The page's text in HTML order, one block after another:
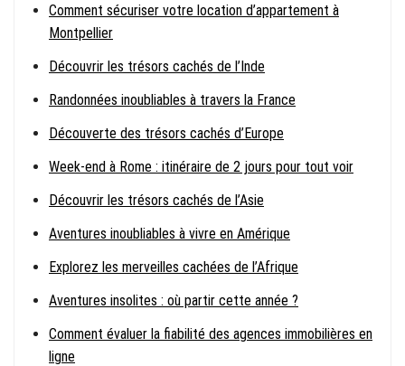
Comment sécuriser votre location d’appartement à
Montpellier
Découvrir les trésors cachés de l’Inde
Randonnées inoubliables à travers la France
Découverte des trésors cachés d’Europe
Week-end à Rome : itinéraire de 2 jours pour tout voir
Découvrir les trésors cachés de l’Asie
Aventures inoubliables à vivre en Amérique
Explorez les merveilles cachées de l’Afrique
Aventures insolites : où partir cette année ?
Comment évaluer la fiabilité des agences immobilières en
ligne